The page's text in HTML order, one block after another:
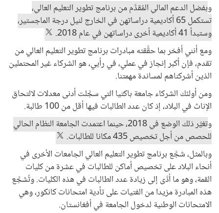
وبفضل الدعم المالي المُقدَّم من برنامج تطوير التعليم العالي،
تستكمل 65 أكاديمية دراساتهن في الخارج لنيل درجة الماجستير،
وستبدأ 41 أكاديمية أخرى دراساتهن في عام 2018.
ومع أنني أفخر بما حقَّقته مبادرات برنامج تطوير التعليم العالي من
تقدم، فإن أكبر إنجاز في عملي، في رأيي، هو الشركاء غير المحتملين
الذين أشركناهم لمساندة مهمتنا.
ومن أولئك الشركاء جامعة باكتيا التي سجَّلت أدنى معدلات لالتحاق
الإناث في البلاد، إذ كان عدد الطالبات فيها أقل من 100 طالبة.
و
تغيَّر ذلك الوضع في 2018، حينما اعتمدت الجامعة النظام الحالي
للحصص من أجل تخصيص 435 مكانا للطالبات.
وبالمثل، شجَّع برنامج تطوير التعليم العالي الجامعات الأخرى في
أنحاء البلاد على تخصيص أماكن للطالبات في عشرة من كليات
القمة، وهو ما أدَّى إلى زيادة عدد الطالبات في هذه الكليات. وتُشجِّع
هذه المبادرة مزيدا من الفتيات على تأدية امتحانات كانكور، وهي
الامتحانات الوطنية لدخول الجامعة في أفغانستان.